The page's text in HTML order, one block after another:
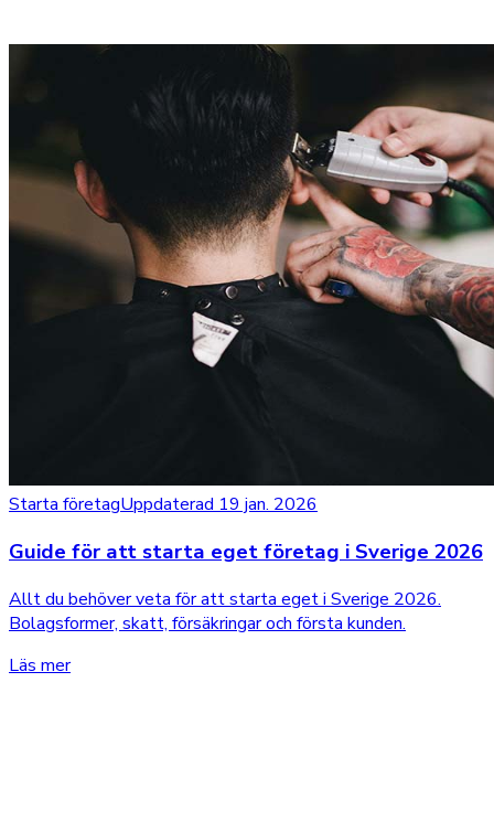
Starta företagUppdaterad 19 jan. 2026
Guide för att starta eget företag i Sverige 2026
Allt du behöver veta för att starta eget i Sverige 2026.
Bolagsformer, skatt, försäkringar och första kunden.
Läs mer